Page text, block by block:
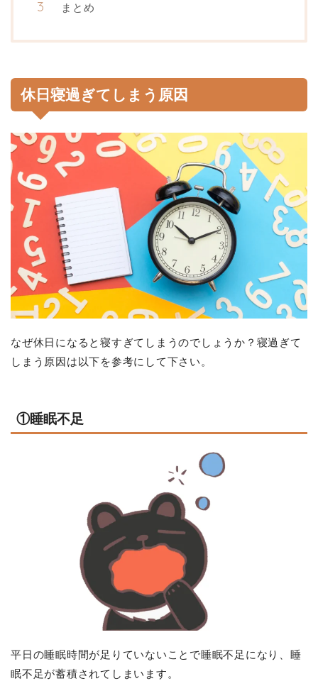
まとめ
休日寝過ぎてしまう原因
なぜ休日になると寝すぎてしまうのでしょうか？寝過ぎて
しまう原因は以下を参考にして下さい。
①睡眠不足
平日の睡眠時間が足りていないことで睡眠不足になり、睡
眠不足が蓄積されてしまいます。